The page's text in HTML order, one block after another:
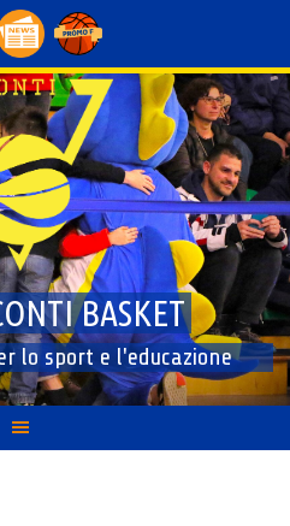
BASKET
lo sport e l'educazione